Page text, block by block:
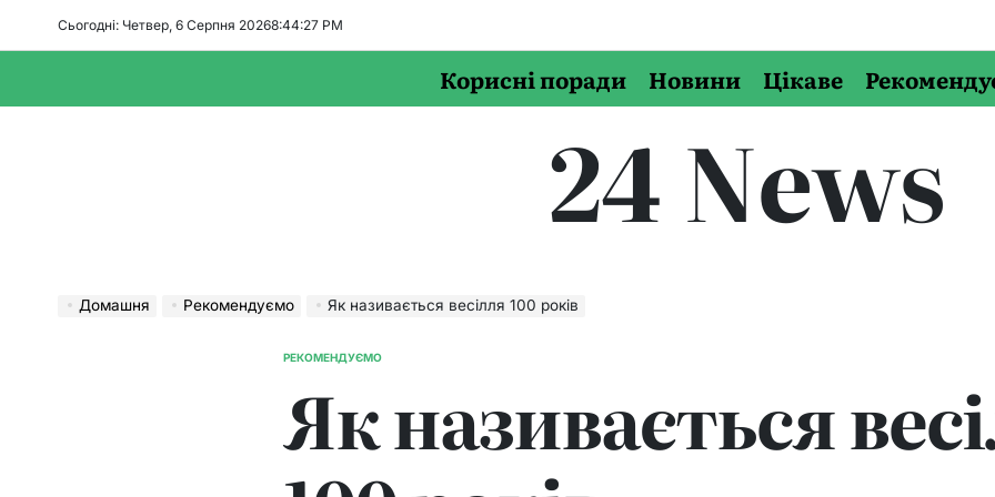
Сьогодні: Четвер, 6 Серпня 20268:44:28 PM
Корисні поради Новини Цікаве
24 News
Домашня Рекомендуємо Як називається весілля 100 років
ОПУБЛІКУВАТИ
РЕКОМЕНДУЄМО
Як називається